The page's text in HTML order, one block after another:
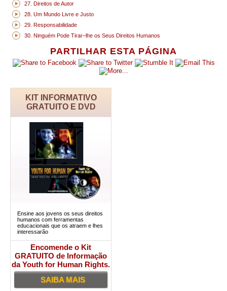
PARTILHAR ESTA PÁGINA
KIT INFORMATIVO
GRATUITO E DVD
Ensine aos jovens os seus direitos
humanos com ferramentas
educacionais que os atraem e lhes
interessarão
Encomende o Kit
GRATUITO de Informação
da Youth for Human Rights.
SAIBA MAIS
27. Direitos de Autor
28. Um Mundo Livre e Justo
29. Responsabilidade
30. Ninguém Pode Tirar–lhe os Seus Direitos Humanos